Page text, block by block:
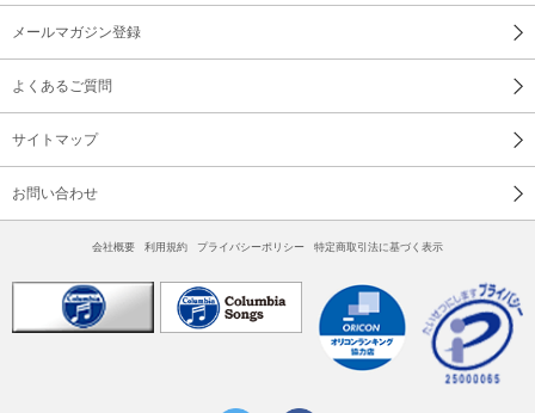
メールマガジン登録
よくあるご質問
サイトマップ
お問い合わせ
会社概要 利用規約 プライバシーポリシー 特定商取引法に基づく表示